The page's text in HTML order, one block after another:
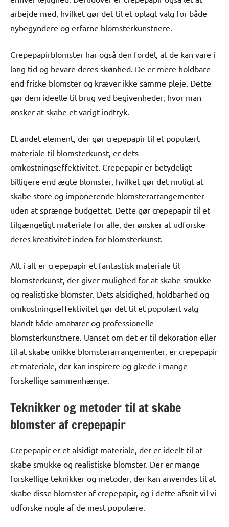
arbejde med, hvilket gør det til et oplagt valg for både
nybegyndere og erfarne blomsterkunstnere.
Crepepapirblomster har også den fordel, at de kan vare i
lang tid og bevare deres skønhed. De er mere holdbare
end friske blomster og kræver ikke samme pleje. Dette
gør dem ideelle til brug ved begivenheder, hvor man
ønsker at skabe et varigt indtryk.
Et andet element, der gør crepepapir til et populært
materiale til blomsterkunst, er dets
omkostningseffektivitet. Crepepapir er betydeligt
billigere end ægte blomster, hvilket gør det muligt at
skabe store og imponerende blomsterarrangementer
uden at sprænge budgettet. Dette gør crepepapir til et
tilgængeligt materiale for alle, der ønsker at udforske
deres kreativitet inden for blomsterkunst.
Alt i alt er crepepapir et fantastisk materiale til
blomsterkunst, der giver mulighed for at skabe smukke
og realistiske blomster. Dets alsidighed, holdbarhed og
omkostningseffektivitet gør det til et populært valg
blandt både amatører og professionelle
blomsterkunstnere. Uanset om det er til dekoration eller
til at skabe unikke blomsterarrangementer, er crepepapir
et materiale, der kan inspirere og glæde i mange
forskellige sammenhænge.
Teknikker og metoder til at skabe
blomster af crepepapir
Crepepapir er et alsidigt materiale, der er ideelt til at
skabe smukke og realistiske blomster. Der er mange
forskellige teknikker og metoder, der kan anvendes til at
skabe disse blomster af crepepapir, og i dette afsnit vil vi
udforske nogle af de mest populære.